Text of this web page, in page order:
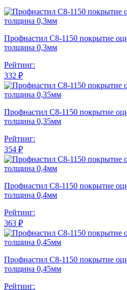
Профнастил С8-1150 покрытие
толщина 0,3мм
Рейтинг:
332 ₽
Профнастил С8-1150 покрытие
толщина 0,35мм
Рейтинг:
354 ₽
Профнастил С8-1150 покрытие
толщина 0,4мм
Рейтинг:
363 ₽
Профнастил С8-1150 покрытие
толщина 0,45мм
Рейтинг: